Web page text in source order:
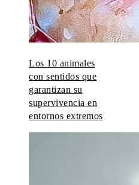
Los 10 animales
con sentidos que
garantizan su
supervivencia en
entornos extremos